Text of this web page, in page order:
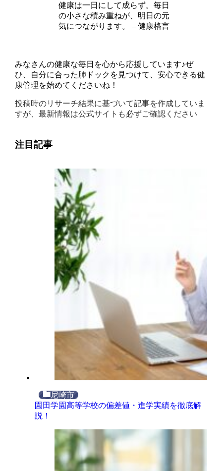
健康は一日にして成らず。毎日
の小さな積み重ねが、明日の元
気につながります。 – 健康格言
みなさんの健康な毎日を心から応援しています♪ぜ
ひ、自分に合った肺ドックを見つけて、安心できる健
康管理を始めてくださいね！
投稿時のリサーチ結果に基づいて記事を作成していま
すが、最新情報は公式サイトも必ずご確認ください
注目記事
尼崎市
園田学園高等学校の偏差値・進学実績を徹底解
説！